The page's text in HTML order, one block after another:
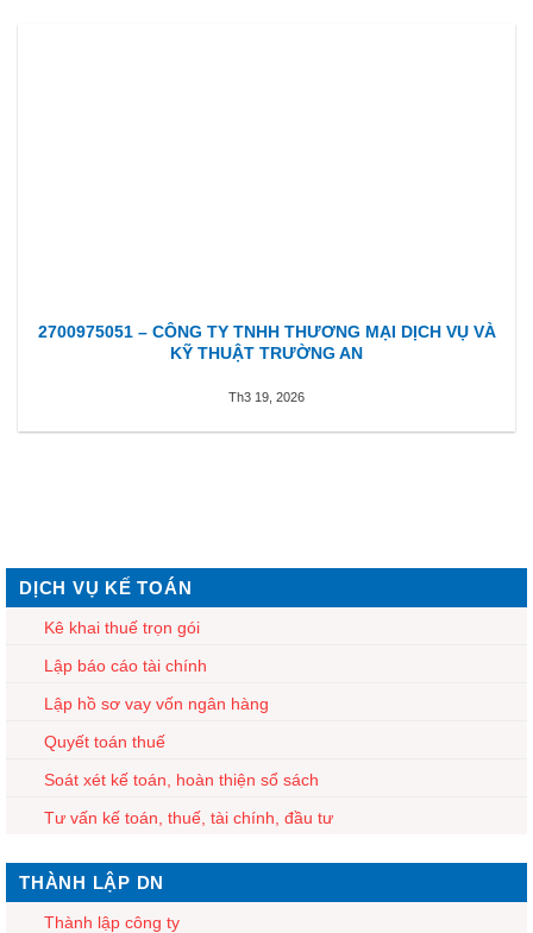
2700975051 – CÔNG TY TNHH THƯƠNG MẠI DỊCH VỤ VÀ
KỸ THUẬT TRƯỜNG AN
Th3 19, 2026
DỊCH VỤ KẾ TOÁN
Kê khai thuế trọn gói
Lập báo cáo tài chính
Lập hồ sơ vay vốn ngân hàng
Quyết toán thuế
Soát xét kế toán, hoàn thiện sổ sách
Tư vấn kế toán, thuế, tài chính, đầu tư
THÀNH LẬP DN
Thành lập công ty